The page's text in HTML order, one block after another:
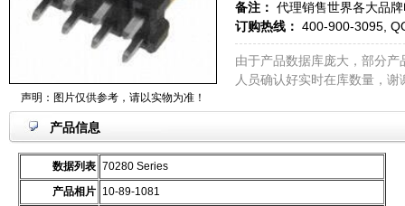
声明：图片仅供参考，请以实物为准！
备注： 代理销售世界各大品
订购热线： 400-900-3095,
由于产品数据库庞大，部分
人员确认好实时在库数量，谢
产品信息
数据列表 70280 Series
产品相片 10-89-1081